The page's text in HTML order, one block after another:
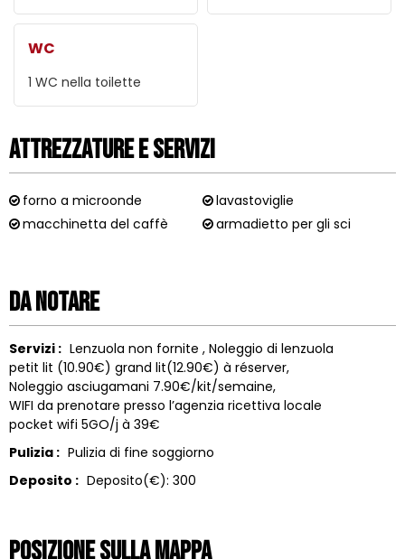
WC
1 WC nella toilette
Attrezzature e Servizi
forno a microonde
lavastoviglie
macchinetta del caffè
armadietto per gli sci
Da notare
Servizi : Lenzuola non fornite Noleggio di lenzuola
petit lit (10.90€) grand lit(12.90€) à réserver
Noleggio asciugamani 7.90€/kit/semaine
WIFI da prenotare presso l’agenzia ricettiva locale
pocket wifi 5GO/j à 39€
Pulizia : Pulizia di fine soggiorno
Deposito : Deposito(€): 300
Posizione sulla mappa